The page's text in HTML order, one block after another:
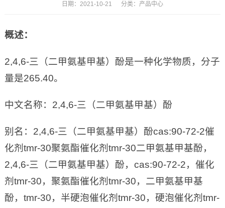
日期：2021-10-21 分类： 产品中心
概述：
2,4,6-三（二甲氨基甲基）酚是一种化学物质，分子
量是265.40。
中文名称：2,4,6-三（二甲氨基甲基）酚
别名：2,4,6-三（二甲氨基甲基）酚cas:90-72-2催
化剂tmr-30聚氨酯催化剂tmr-30二甲氨基甲基酚，
2,4,6-三（二甲氨基甲基）酚，cas:90-72-2，催化
剂tmr-30，聚氨酯催化剂tmr-30，二甲氨基甲基
酚，tmr-30，半硬泡催化剂tmr-30，硬泡催化剂tmr-